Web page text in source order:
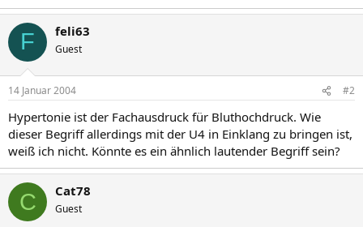
F feli63
Guest
14 Januar 2004 #2
Hypertonie ist der Fachausdruck für Bluthochdruck. Wie
dieser Begriff allerdings mit der U4 in Einklang zu bringen ist,
weiß ich nicht. Könnte es ein ähnlich lautender Begriff sein?
C Cat78
Guest